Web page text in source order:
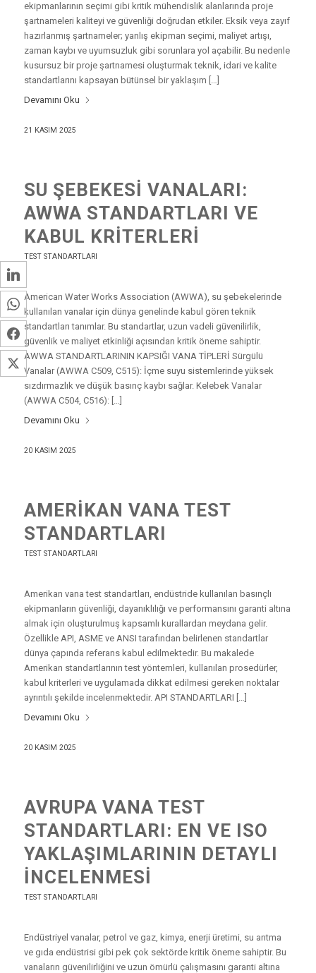
ekipmanlarının seçimi gibi kritik mühendislik alanlarında proje
şartnameleri kaliteyi ve güvenliği doğrudan etkiler. Eksik veya zayıf
hazırlanmış şartnameler; yanlış ekipman seçimi, maliyet artışı,
zaman kaybı ve uyumsuzluk gibi sorunlara yol açabilir. Bu nedenle
kusursuz bir proje şartnamesi oluşturmak teknik, idari ve kalite
standartlarını kapsayan bütünsel bir yaklaşım […]
Devamını Oku
21 KASIM 2025
SU ŞEBEKESI VANALARI:
AWWA STANDARTLARI VE
KABUL KRITERLERI
TEST STANDARTLARI
American Water Works Association (AWWA), su şebekelerinde
kullanılan vanalar için dünya genelinde kabul gören teknik
standartları tanımlar. Bu standartlar, uzun vadeli güvenilirlik,
güvenlik ve maliyet etkinliği açısından kritik öneme sahiptir.
AWWA STANDARTLARININ KAPSIĞI VANA TİPLERİ Sürgülü
Vanalar (AWWA C509, C515): İçme suyu sistemlerinde yüksek
sızdırmazlık ve düşük basınç kaybı sağlar. Kelebek Vanalar
(AWWA C504, C516): […]
Devamını Oku
20 KASIM 2025
AMERIKAN VANA TEST
STANDARTLARI
TEST STANDARTLARI
Amerikan vana test standartları, endüstride kullanılan basınçlı
ekipmanların güvenliği, dayanıklılığı ve performansını garanti altına
almak için oluşturulmuş kapsamlı kurallardan meydana gelir.
Özellikle API, ASME ve ANSI tarafından belirlenen standartlar
dünya çapında referans kabul edilmektedir. Bu makalede
Amerikan standartlarının test yöntemleri, kullanılan prosedürler,
kabul kriterleri ve uygulamada dikkat edilmesi gereken noktalar
ayrıntılı şekilde incelenmektedir. API STANDARTLARI […]
Devamını Oku
20 KASIM 2025
AVRUPA VANA TEST
STANDARTLARI: EN VE ISO
YAKLAŞIMLARININ DETAYLI
İNCELENMESI
TEST STANDARTLARI
Endüstriyel vanalar, petrol ve gaz, kimya, enerji üretimi, su arıtma
ve gıda endüstrisi gibi pek çok sektörde kritik öneme sahiptir. Bu
vanaların güvenilirliğini ve uzun ömürlü çalışmasını garanti altına